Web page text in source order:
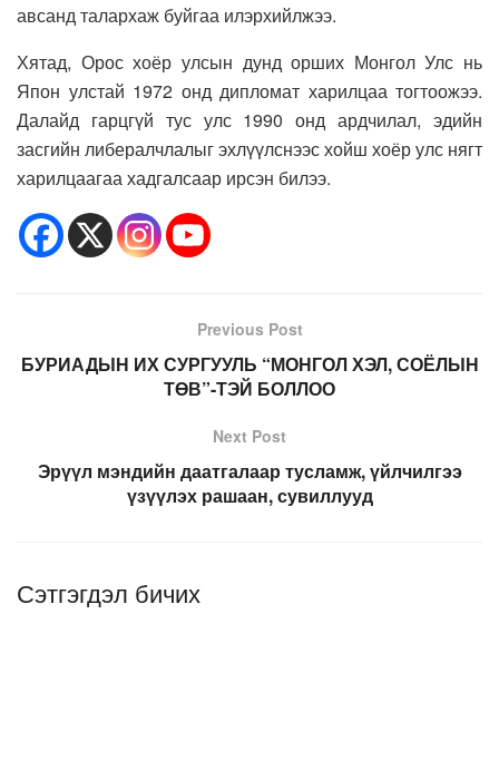
авсанд талархаж буйгаа илэрхийлжээ.
Хятад, Орос хоёр улсын дунд орших Монгол Улс нь
Япон улстай 1972 онд дипломат харилцаа тогтоожээ.
Далайд гарцгүй тус улс 1990 онд ардчилал, эдийн
засгийн либералчлалыг эхлүүлснээс хойш хоёр улс нягт
харилцаагаахадгалсаар ирсэн билээ.
Previous Post
БУРИАДЫН ИХ СУРГУУЛЬ “МОНГОЛ ХЭЛ, СОЁЛЫН
ТӨВ”-ТЭЙ БОЛЛОО
Next Post
Эрүүл мэндийн даатгалаар тусламж, үйлчилгээ
үзүүлэх рашаан, сувиллууд
Сэтгэгдэл бичих